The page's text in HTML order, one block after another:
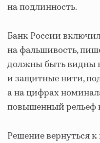
на подлинность.
Банк России
на фальшивость,
должны быть видны
и защитные нити,
а на цифрах
повышенный рельеф
Решение вернуться